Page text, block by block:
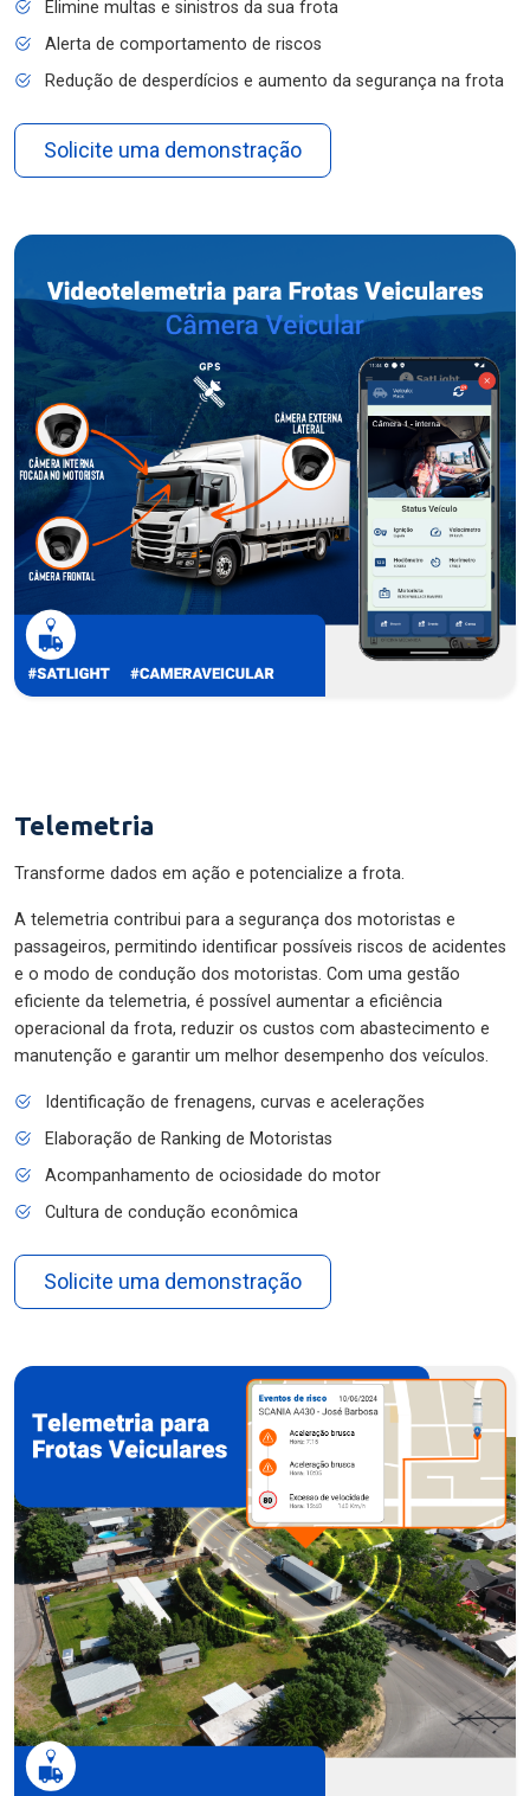
Elimine multas e sinistros da sua frota
Alerta de comportamento de riscos
Redução de desperdícios e aumento da segurança na frota
Solicite uma demonstração
Telemetria
Transforme dados em ação e potencialize a frota.
A telemetria contribui para a segurança dos motoristas e
passageiros, permitindo identificar possíveis riscos de acidentes
e o modo de condução dos motoristas. Com uma gestão
eficiente da telemetria, é possível aumentar a eficiência
operacional da frota, reduzir os custos com abastecimento e
manutenção e garantir um melhor desempenho dos veículos.
Identificação de frenagens, curvas e acelerações
Elaboração de Ranking de Motoristas
Acompanhamento de ociosidade do motor
Cultura de condução econômica
Solicite uma demonstração